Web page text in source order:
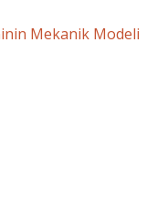
Mekanik Modeli